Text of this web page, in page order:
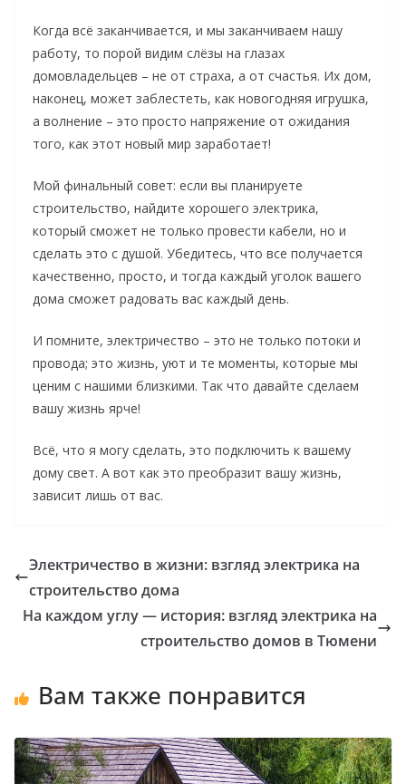
Когда всё заканчивается, и мы заканчиваем нашу
работу, то порой видим слёзы на глазах
домовладельцев – не от страха, а от счастья. Их дом,
наконец, может заблестеть, как новогодняя игрушка,
а волнение – это просто напряжение от ожидания
того, как этот новый мир заработает!
Мой финальный совет: если вы планируете
строительство, найдите хорошего электрика,
который сможет не только провести кабели, но и
сделать это с душой. Убедитесь, что все получается
качественно, просто, и тогда каждый уголок вашего
дома сможет радовать вас каждый день.
И помните, электричество – это не только потоки и
провода; это жизнь, уют и те моменты, которые мы
ценим с нашими близкими. Так что давайте сделаем
вашу жизнь ярче!
Всё, что я могу сделать, это подключить к вашему
дому свет. А вот как это преобразит вашу жизнь,
зависит лишь от вас.
Электричество в жизни: взгляд электрика на
строительство дома
На каждом углу — история: взгляд электрика на
строительство домов в Тюмени
Вам также понравится